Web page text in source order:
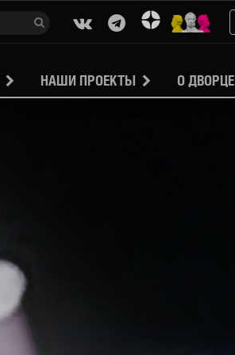
НАШИ ПРОЕКТЫ О ДВОРЦЕ